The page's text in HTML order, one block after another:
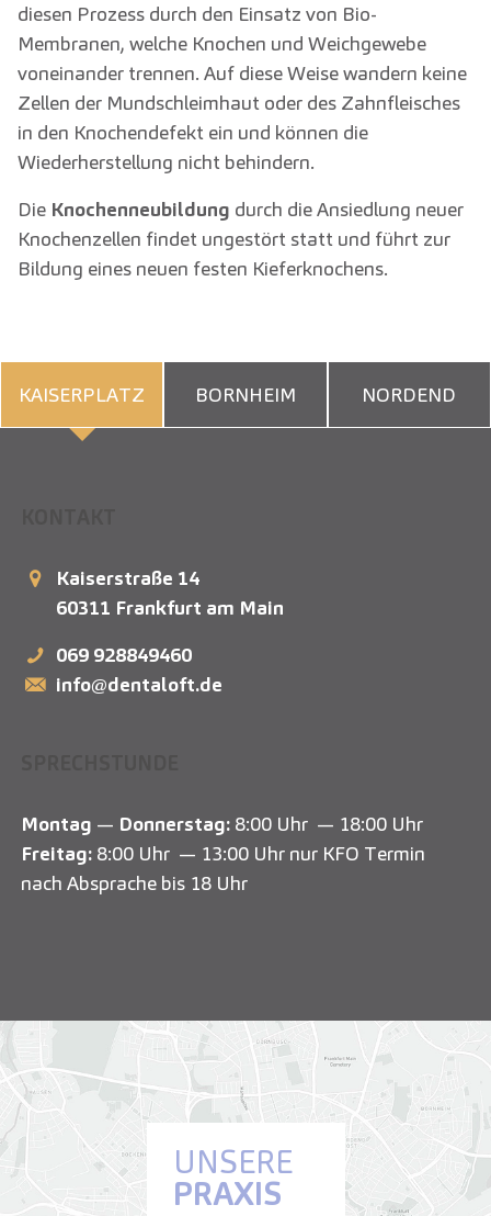
diesen Prozess durch den Einsatz von Bio-
Membranen, welche Knochen und Weichgewebe
voneinander trennen. Auf diese Weise wandern keine
Zellen der Mundschleimhaut oder des Zahnfleisches
in den Knochendefekt ein und können die
Wiederherstellung nicht behindern.
Die Knochenneubildung durch die Ansiedlung neuer
Knochenzellen findet ungestört statt und führt zur
Bildung eines neuen festen Kieferknochens.
UNSERE
PRAXIS
KAISERPLATZ BORNHEIM NORDEND
Kaiserstraße 14
60311 Frankfurt am Main
069 928849460
info@dentaloft.de
Montag — Donnerstag: 8:00 Uhr — 18:00 Uhr
Freitag: 8:00 Uhr — 13:00 Uhr nur KFO Termin
nach Absprache bis 18 Uhr